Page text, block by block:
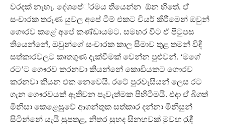
වරදක් නැහැ. දේශපේ‍්‍රමය තියෙන්න ඕන හිතේ. ඒ
සංචාරක තරුණ යුවල අපේ ටීම් එකට චියර් කිරීමෙන් ඔවුන්
ගෞරව කළේ අපේ කණ්ඩායමට. සමහර විට ඒ පිටුපස
තියෙන්නේ, ඔවුන්ගේ සංචාරක කාල සීමාව තුළ තමන් විඳි
සත්කාරවලට කෘතගුණ දැක්වීමක් වෙන්න පුළුවන්. ‘මගේ
රට’ට ගෞරව කරනවා කියන්නේ කොඩියකට ගෞරව
කරනවා කියන එක නෙවෙයි. රටේ පුරවැසියන් ලෙස රට
ගැන ගෞරවයක් ඇතිවන පැවැත්මක පිහිටීමයි. එදා ඒ බීගත්
මිනිසා කෙළෙසුවේ ආගන්තුක සත්කාර දන්නා මිනිසුන්
සිටින්නේ යැයි සුපතළ, නිතර සුහද සිනහවක් මුවඟ රැුඳී